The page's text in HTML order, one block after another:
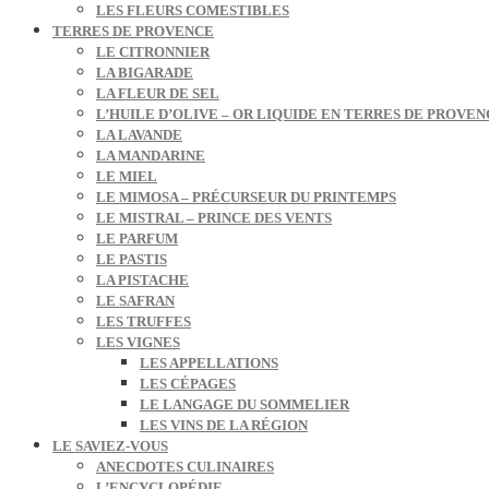
LES FLEURS COMESTIBLES
TERRES DE PROVENCE
LE CITRONNIER
LA BIGARADE
LA FLEUR DE SEL
L’HUILE D’OLIVE – OR LIQUIDE EN TERRES DE
LA LAVANDE
LA MANDARINE
LE MIEL
LE MIMOSA – PRÉCURSEUR DU PRINTEMPS
LE MISTRAL – PRINCE DES VENTS
LE PARFUM
LE PASTIS
LA PISTACHE
LE SAFRAN
LES TRUFFES
LES VIGNES
LES APPELLATIONS
LES CÉPAGES
LE LANGAGE DU SOMMELIER
LES VINS DE LA RÉGION
LE SAVIEZ-VOUS
ANECDOTES CULINAIRES